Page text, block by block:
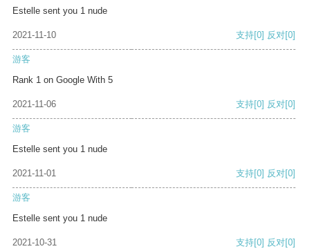
Estelle sent you 1 nude
2021-11-10 支持[0] 反对[0]
游客
Rank 1 on Google With 5
2021-11-06 支持[0] 反对[0]
游客
Estelle sent you 1 nude
2021-11-01 支持[0] 反对[0]
游客
Estelle sent you 1 nude
2021-10-31 支持[0] 反对[0]